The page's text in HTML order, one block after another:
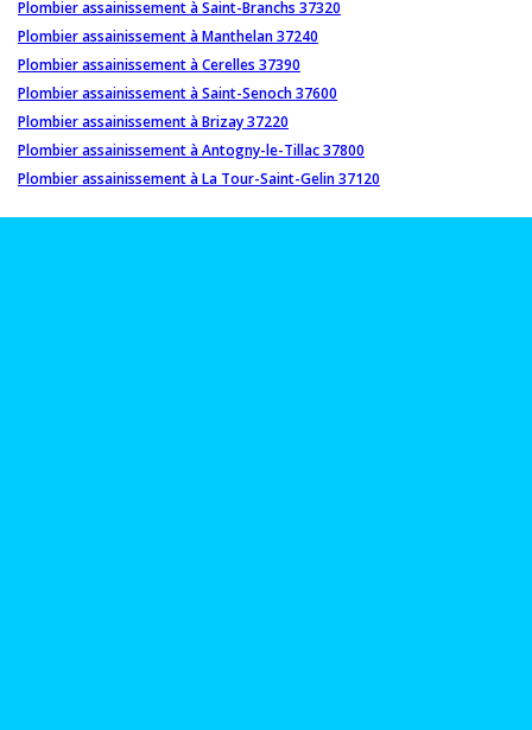
Plombier assainissement à Saint-Branchs 37320
Plombier assainissement à Manthelan 37240
Plombier assainissement à Cerelles 37390
Plombier assainissement à Saint-Senoch 37600
Plombier assainissement à Brizay 37220
Plombier assainissement à Antogny-le-Tillac 37800
Plombier assainissement à La Tour-Saint-Gelin 37120